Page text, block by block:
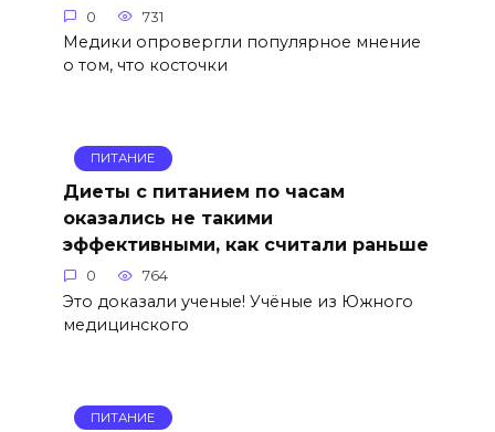
0 731
Медики опровергли популярное мнение
о том, что косточки
ПИТАНИЕ
Диеты с питанием по часам
оказались не такими
эффективными, как считали раньше
0 764
Это доказали ученые! Учёные из Южного
медицинского
ПИТАНИЕ